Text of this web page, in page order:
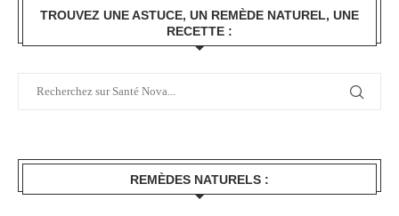
TROUVEZ UNE ASTUCE, UN REMÈDE NATUREL, UNE
RECETTE :
REMÈDES NATURELS :